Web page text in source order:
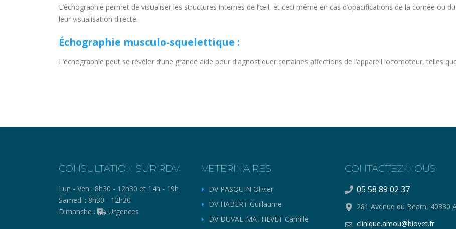
L’échographie permet de visualiser les structures internes de l’œil, et ceci même en cas d’opacifications de la cornée ou
leur visualisation directe.
Échographie musculo-squelettique :
L’échographie peut se révéler d’une grande aide pour diagnostiquer certaines affections de l’appareil locomoteur, telles
CONSULTATION SUR RDV
Lun - Ven : 8h30 - 12h30 et 14h - 19h
Samedi : 8h30 - 12h30
Dimanche :
Urgences
VETERINAIRES
DV PASQUIN Olivier
DV HABERT Guillaume
DV DUVAL-MATHEVET Camille
CONTACTEZ-NOUS
05 58 89 02 37
281 Avenue du Béarn, 40330
clinique.amou@biovet.fr